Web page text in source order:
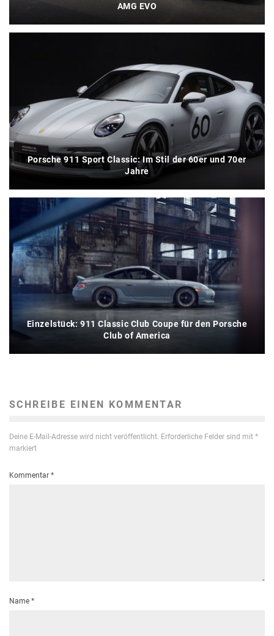
AMG EVO
Porsche 911 Sport Classic: Im Stil der 60er und 70er
Jahre
Einzelstück: 911 Classic Club Coupe für den Porsche
Club of America
SCHREIBE EINEN KOMMENTAR
Deine E-Mail-Adresse wird nicht veröffentlicht. Erforderliche Felder sind mit *
markiert
Kommentar *
Name *